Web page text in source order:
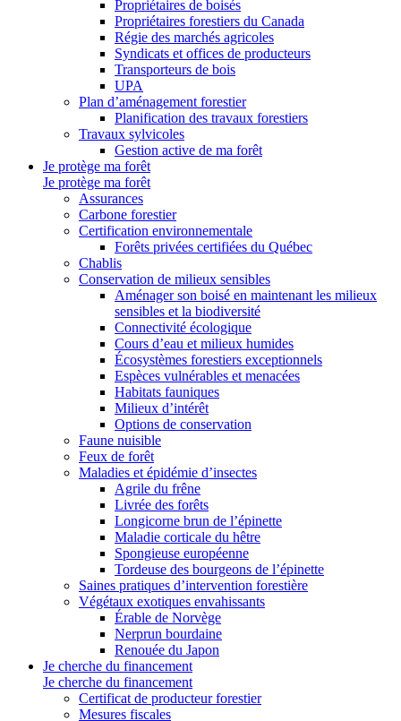
Propriétaires de boisés
Propriétaires forestiers du Canada
Régie des marchés agricoles
Syndicats et offices de producteurs
Transporteurs de bois
UPA
Plan d’aménagement forestier
Planification des travaux forestiers
Travaux sylvicoles
Gestion active de ma forêt
Je protège ma forêt
Je protège ma forêt
Assurances
Carbone forestier
Certification environnementale
Forêts privées certifiées du Québec
Chablis
Conservation de milieux sensibles
Aménager son boisé en maintenant les milieux
sensibles et la biodiversité
Connectivité écologique
Cours d’eau et milieux humides
Écosystèmes forestiers exceptionnels
Espèces vulnérables et menacées
Habitats fauniques
Milieux d’intérêt
Options de conservation
Faune nuisible
Feux de forêt
Maladies et épidémie d’insectes
Agrile du frêne
Livrée des forêts
Longicorne brun de l’épinette
Maladie corticale du hêtre
Spongieuse européenne
Tordeuse des bourgeons de l’épinette
Saines pratiques d’intervention forestière
Végétaux exotiques envahissants
Érable de Norvège
Nerprun bourdaine
Renouée du Japon
Je cherche du financement
Je cherche du financement
Certificat de producteur forestier
Mesures fiscales